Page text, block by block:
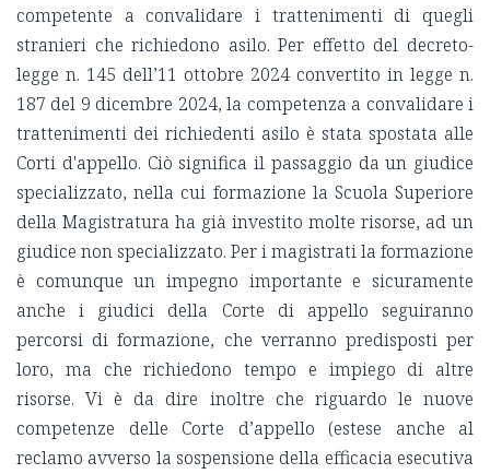
competente a convalidare i trattenimenti di quegli
stranieri che richiedono asilo. Per effetto del decreto-
legge n. 145 dell’11 ottobre 2024 convertito in legge n.
187 del 9 dicembre 2024, la competenza a convalidare i
trattenimenti dei richiedenti asilo è stata spostata alle
Corti d'appello. Ciò significa il passaggio da un giudice
specializzato, nella cui formazione la Scuola Superiore
della Magistratura ha già investito molte risorse, ad un
giudice non specializzato. Per i magistrati la formazione
è comunque un impegno importante e sicuramente
anche i giudici della Corte di appello seguiranno
percorsi di formazione, che verranno predisposti per
loro, ma che richiedono tempo e impiego di altre
risorse. Vi è da dire inoltre che riguardo le nuove
competenze delle Corte d’appello (estese anche al
reclamo avverso la sospensione della efficacia esecutiva